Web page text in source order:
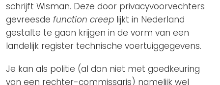
schrijft Wisman. Deze door privacyvoorvechters
gevreesde function creep lijkt in Nederland
gestalte te gaan krijgen in de vorm van een
landelijk register technische voertuiggegevens.
Je kan als politie (al dan niet met goedkeuring
van een rechter-commissaris) namelijk wel